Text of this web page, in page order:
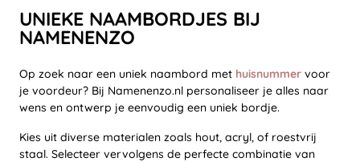
UNIEKE NAAMBORDJES BIJ
NAMENENZO
Op zoek naar een uniek naambord met huisnummer voor
je voordeur? Bij Namenenzo.nl personaliseer je alles naar
wens en ontwerp je eenvoudig een uniek bordje.
Kies uit diverse materialen zoals hout, acryl, of roestvrij
staal. Selecteer vervolgens de perfecte combinatie van